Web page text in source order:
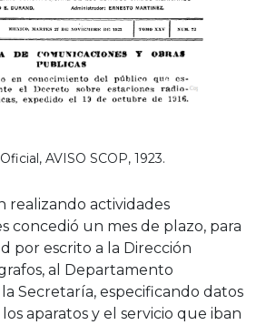
AVISO SCOP, 1923.
realizando actividades
concedió un mes de plazo, para
por escrito a la Dirección
al Departamento
Secretaría, especificando datos
aparatos y el servicio que iban